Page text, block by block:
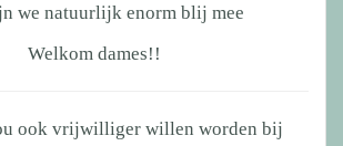
we natuurlijk enorm blij mee
Welkom dames!!
ook vrijwilliger willen worden bij